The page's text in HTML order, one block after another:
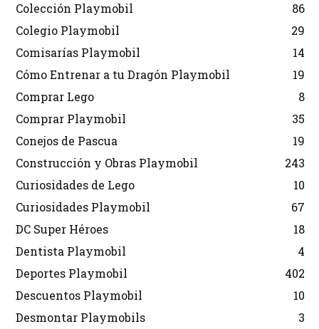
Colección Playmobil
86
Colegio Playmobil
29
Comisarías Playmobil
14
Cómo Entrenar a tu Dragón Playmobil
19
Comprar Lego
8
Comprar Playmobil
35
Conejos de Pascua
19
Construcción y Obras Playmobil
243
Curiosidades de Lego
10
Curiosidades Playmobil
67
DC Super Héroes
18
Dentista Playmobil
4
Deportes Playmobil
402
Descuentos Playmobil
10
Desmontar Playmobils
3